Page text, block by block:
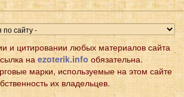
и цитировании любых материалов сайта
на ezoterik.info обязательна.
марки, используемые на этом сайте
их владельцев.